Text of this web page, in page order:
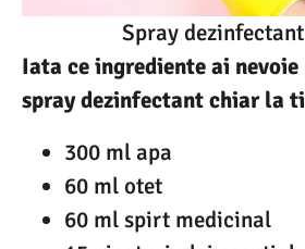
Spray
Iata ce ingrediente ai
spray dezinfectant chiar la
300 ml apa
60 ml otet
60 ml spirt medicinal